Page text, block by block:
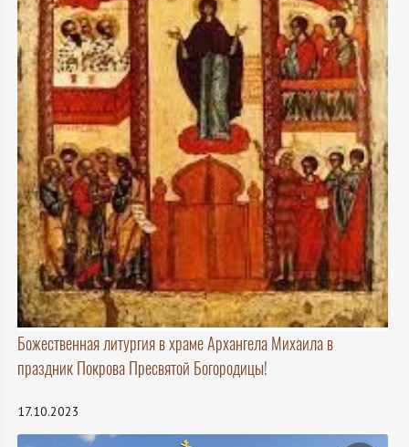
Божественная литургия в храме Архангела Михаила в
праздник Покрова Пресвятой Богородицы!
17.10.2023